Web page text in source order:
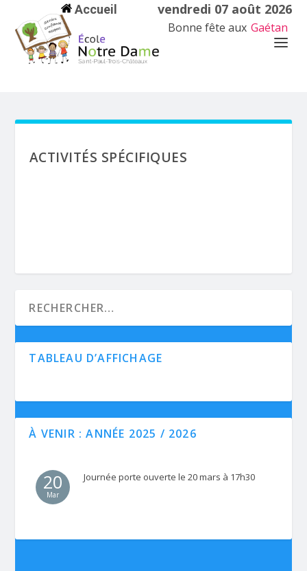
Accueil vendredi 07 août 2026
Bonne fête aux Gaétan
ACTIVITÉS SPÉCIFIQUES
TABLEAU D’AFFICHAGE
À VENIR : ANNÉE 2025 / 2026
20
Mar
Journée porte ouverte le 20 mars à 17h30